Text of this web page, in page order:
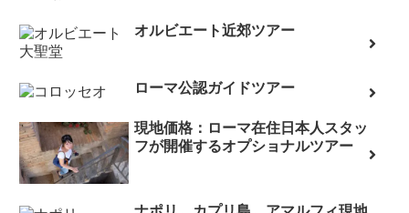
オルビエート近郊ツアー
ローマ公認ガイドツアー
現地価格：ローマ在住日本人スタッ
フが開催するオプショナルツアー